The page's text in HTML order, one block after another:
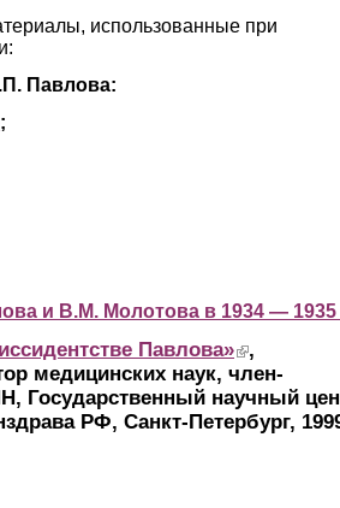
использованные при
Павлова:
;
и В.М. Молотова в 1934 — 1935
Павлова»(link is
,
медицинских наук, член-
Государственный научный
РФ, Санкт-Петербург,